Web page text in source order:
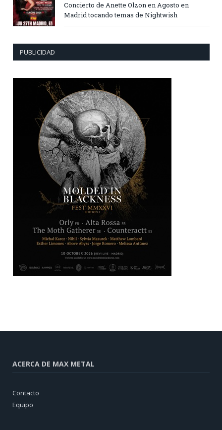
Concierto de Anette Olzon en Agosto en
Madrid tocando temas de Nightwish
PUBLICIDAD
ACERCA DE MAX METAL
Contacto
Equipo